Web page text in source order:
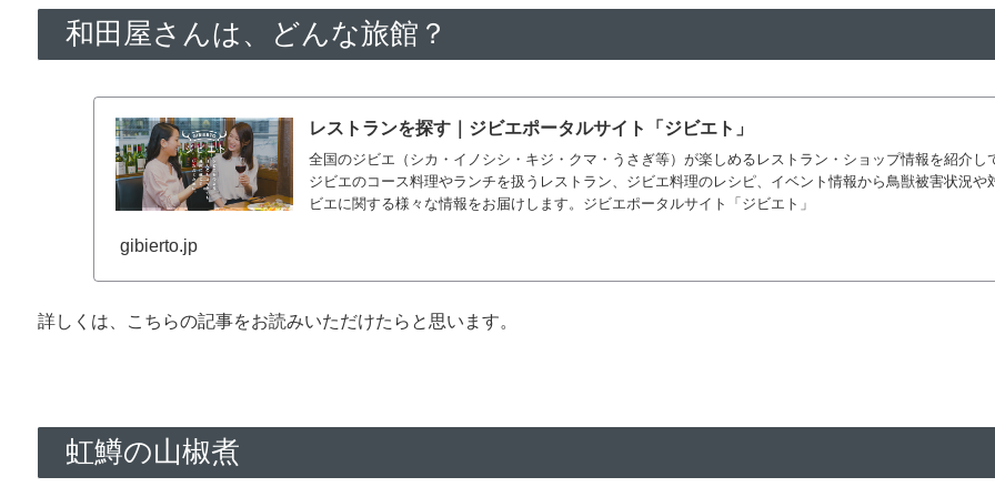
和田屋さんは、どんな旅館？
レストランを探す｜ジビエポータルサイト「ジビエト」
全国のジビエ（シカ・イノシシ・キジ・クマ・うさぎ等）が楽しめるレストラン・ショップ情報を紹介し
ジビエのコース料理やランチを扱うレストラン、ジビエ料理のレシピ、イベント情報から鳥獣被害状況や
ビエに関する様々な情報をお届けします。ジビエポータルサイト「ジビエト」
gibierto.jp
詳しくは、こちらの記事をお読みいただけたらと思います。
虹鱒の山椒煮